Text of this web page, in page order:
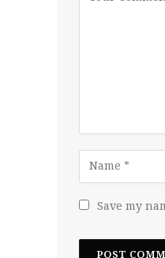
Save my